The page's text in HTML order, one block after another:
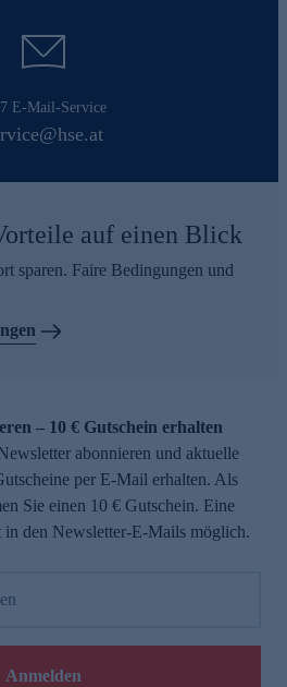
E-Mail-Service
auf einen Blick
sparen. Faire Bedingungen und
– 10 € Gutschein erhalten
abonnieren und aktuelle
per E-Mail erhalten. Als
Sie einen 10 € Gutschein. Eine
in den Newsletter-E-Mails möglich.
Anmelden